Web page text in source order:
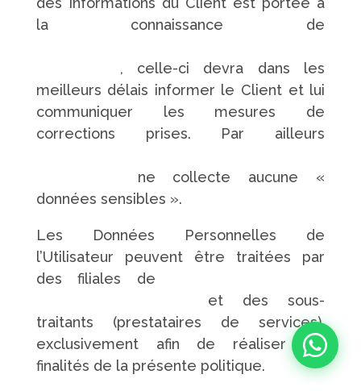
la connaissance de
, celle-ci devra dans les
meilleurs délais informer le Client et lui
communiquer les mesures de
corrections prises. Par ailleurs
ne collecte aucune «
données sensibles ».
Les Données Personnelles de
l’Utilisateur peuvent être traitées par
des filiales de
et des sous-
traitants (prestataires de services),
exclusivement afin de réaliser les
finalités de la présente politique.